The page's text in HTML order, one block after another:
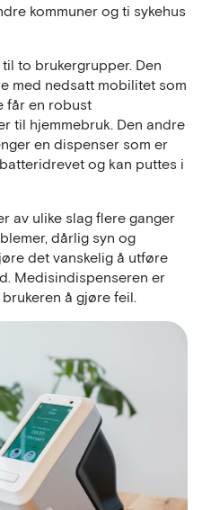
kommuner og ti sykehus
to brukergrupper. Den
med nedsatt mobilitet som
får en robust
til hjemmebruk. Den andre
en dispenser som er
og kan puttes i
av ulike slag flere ganger
dårlig syn og
det vanskelig å utføre
Medisindispenseren er
å gjøre feil.